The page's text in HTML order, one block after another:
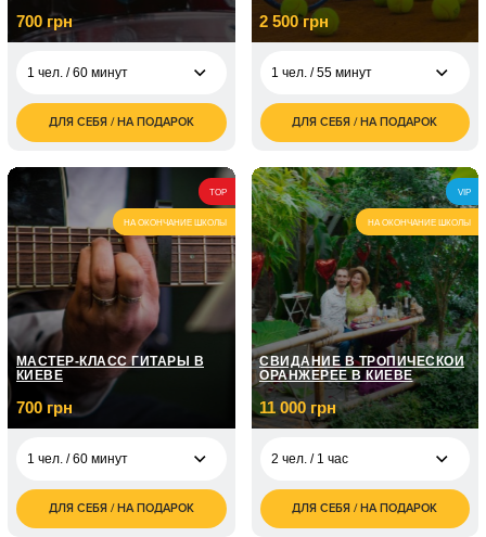
700 грн
1 чел. / 60 минут
грн
1 чел. / Курс игры на
барабанах / 8
занятий по 1 часу
5 050
грн
1 чел. / Курс игры на
барабанах / 12
занятий по 1 часу
7 150
грн
ДЛЯ СЕБЯ / НА ПОДАРОК
2 500 грн
1 чел. / 55 минут
2 500
грн
2 чел. / 55 минут
3 100
грн
ДЛЯ СЕБЯ / НА ПОДАРОК
TOP
НА ОКОНЧАНИЕ ШКОЛЫ
МАСТЕР-КЛАСС ГИТАРЫ В
КИЕВЕ
700 грн
1 чел. / 60 минут
грн
ДЛЯ СЕБЯ / НА ПОДАРОК
VIP
НА ОКОНЧАНИЕ ШКОЛЫ
СВИДАНИЕ В ТРОПИЧЕСКОЙ
ОРАНЖЕРЕЕ В КИЕВЕ
11 000 грн
2 чел. / 1 час
11 000
грн
ДЛЯ СЕБЯ / НА ПОДАРОК